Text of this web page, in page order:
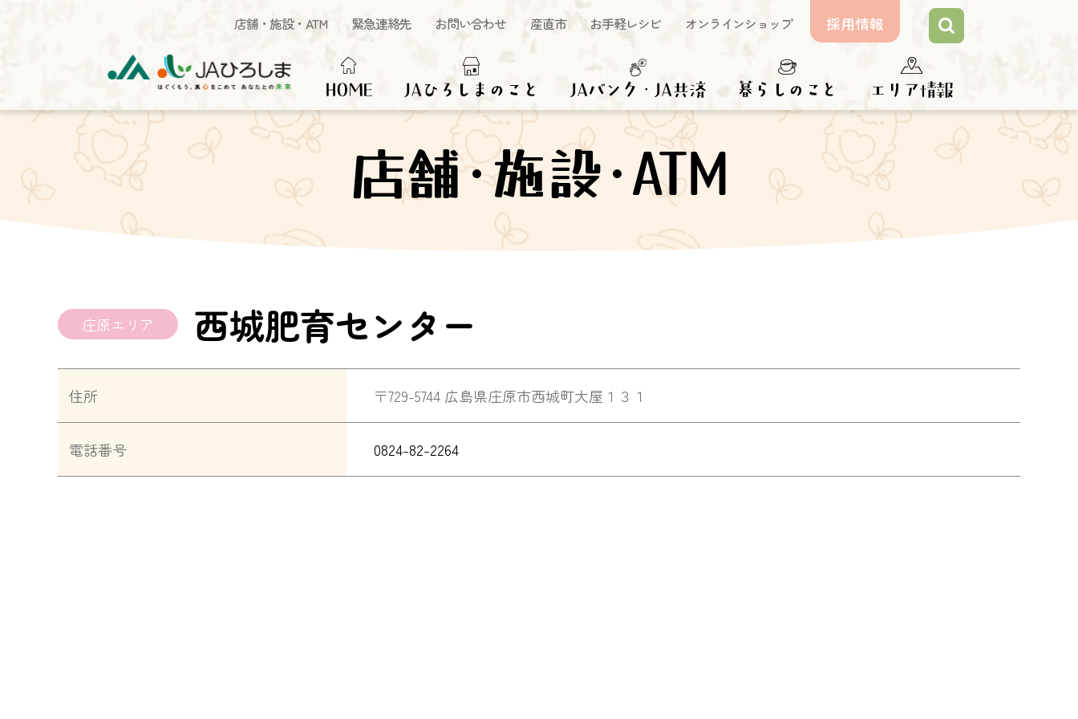
店舗・施設・ATM 緊急連絡先 お問い合わせ 産直市 お手軽レシピ オンラインショップ 採用情報
HOME JAひろしまのこと JAバンク・JA共済 らしのこと エリア情報
店舗･施設･ATM
庄原エリア 西城肥育センター
住所 〒729-5744 広島県庄原市西城町大屋１３１
電話番号 0824-82-2264